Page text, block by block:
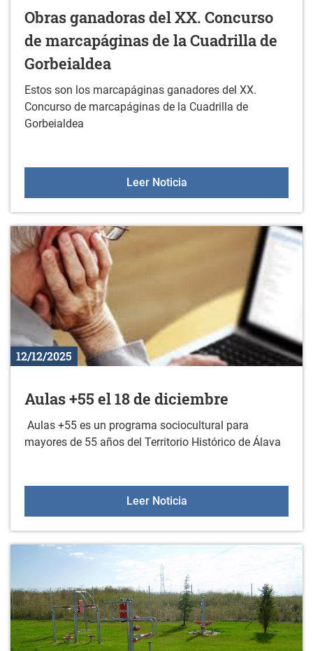
Obras ganadoras del XX. Concurso
de marcapáginas de la Cuadrilla de
Gorbeialdea
Estos son los marcapáginas ganadores del XX.
Concurso de marcapáginas de la Cuadrilla de
Gorbeialdea
Leer NoticiaObras ganadoras del
12/12/2025
Aulas +55 el 18 de diciembre
Aulas +55 es un programa sociocultural para
mayores de 55 años del Territorio Histórico de Álava
Leer NoticiaAulas +55 el 18 de